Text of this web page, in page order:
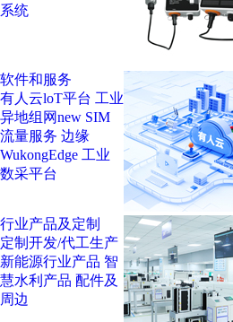
系统
软件和服务
有人云loT平台 工业
异地组网new SIM
流量服务 边缘
WukongEdge 工业
数采平台
行业产品及定制
定制开发/代工生产
新能源行业产品 智
慧水利产品 配件及
周边